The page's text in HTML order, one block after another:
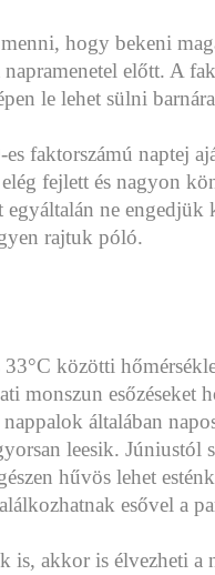
hogy bekeni
előtt. A
le lehet sülni
faktorszámú naptej
fejlett és nagyon
ne engedjük
rajtuk póló.
közötti
monszun esőzéseket
általában
leesik. Júniustól
hűvös lehet
esővel a
is, akkor is élvezheti a